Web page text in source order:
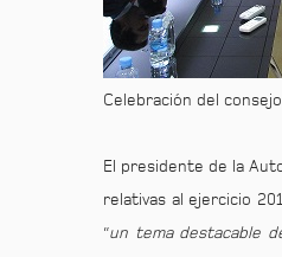
Celebración del
El presidente de la
relativas al ejercicio
“un tema destacable